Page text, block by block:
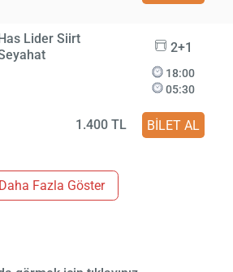
Has Lider Siirt
2+1
18:00
05:30
1.400 TL BİLET AL
Daha Fazla Göster